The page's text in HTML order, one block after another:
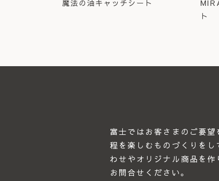
魔法の油キャッチシート
ト
富士ではお客さまのご要
程を楽しむものづくりを
わせやオリジナル商品を
お問合せください｡